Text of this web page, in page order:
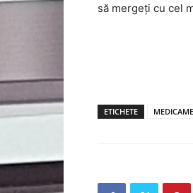
să mergeți cu cel
ETICHETE